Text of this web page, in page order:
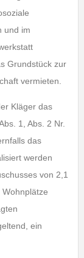
und im
Grundstück zur
vermieten.
Kläger das
1, Abs. 2 Nr.
das
werden
von 2,1
ein